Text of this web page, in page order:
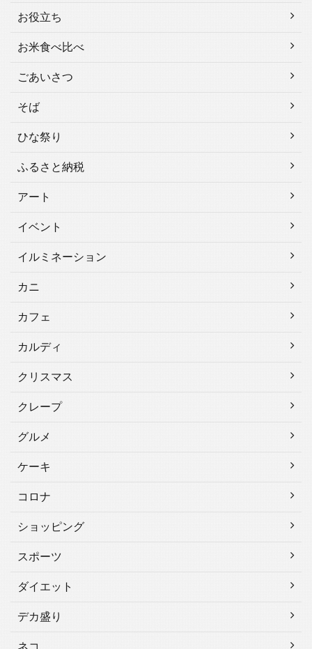
お役立ち
お米食べ比べ
ごあいさつ
そば
ひな祭り
ふるさと納税
アート
イベント
イルミネーション
カニ
カフェ
カルディ
クリスマス
クレープ
グルメ
ケーキ
コロナ
ショッピング
スポーツ
ダイエット
デカ盛り
ネコ